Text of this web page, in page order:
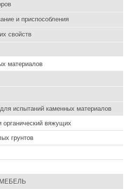
и приспособления
свойств
материалов
испытаний каменных материалов
органический вяжущих
грунтов